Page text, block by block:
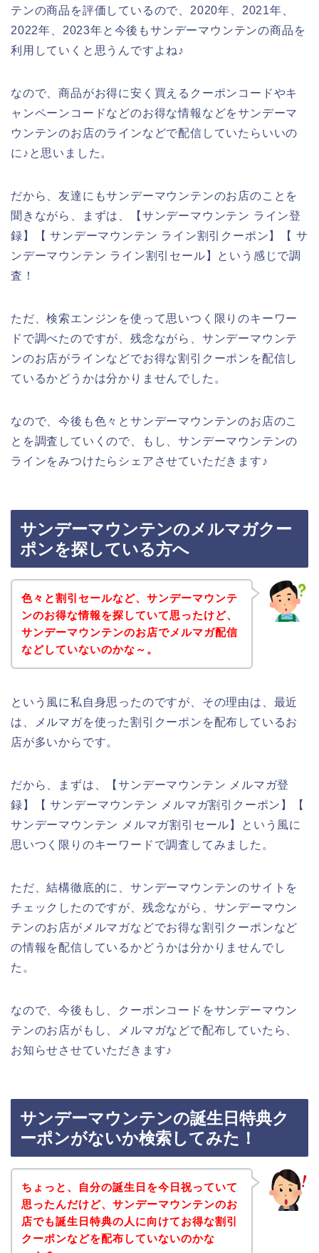
テンの商品を評価しているので、2020年、2021年、
2022年、2023年と今後もサンデーマウンテンの商品を
利用していくと思うんですよね♪
なので、商品がお得に安く買えるクーポンコードやキ
ャンペーンコードなどのお得な情報などをサンデーマ
ウンテンのお店のラインなどで配信していたらいいの
に♪と思いました。
だから、友達にもサンデーマウンテンのお店のことを
聞きながら、まずは、【サンデーマウンテン ライン登
録】【 サンデーマウンテン ライン割引クーポン】【 サ
ンデーマウンテン ライン割引セール】という感じで調
査！
ただ、検索エンジンを使って思いつく限りのキーワー
ドで調べたのですが、残念ながら、サンデーマウンテ
ンのお店がラインなどでお得な割引クーポンを配信し
ているかどうかは分かりませんでした。
なので、今後も色々とサンデーマウンテンのお店のこ
とを調査していくので、もし、サンデーマウンテンの
ラインをみつけたらシェアさせていただきます♪
サンデーマウンテンのメルマガクー
ポンを探している方へ
色々と割引セールなど、サンデーマウンテ
ンのお得な情報を探していて思ったけど、
サンデーマウンテンのお店でメルマガ配信
などしていないのかな～。
という風に私自身思ったのですが、その理由は、最近
は、メルマガを使った割引クーポンを配布しているお
店が多いからです。
だから、まずは、【サンデーマウンテン メルマガ登
録】【 サンデーマウンテン メルマガ割引クーポン】【
サンデーマウンテン メルマガ割引セール】という風に
思いつく限りのキーワードで調査してみました。
ただ、結構徹底的に、サンデーマウンテンのサイトを
チェックしたのですが、残念ながら、サンデーマウン
テンのお店がメルマガなどでお得な割引クーポンなど
の情報を配信しているかどうかは分かりませんでし
た。
なので、今後もし、クーポンコードをサンデーマウン
テンのお店がもし、メルマガなどで配布していたら、
お知らせさせていただきます♪
サンデーマウンテンの誕生日特典ク
ーポンがないか検索してみた！
ちょっと、自分の誕生日を今日祝っていて
思ったんだけど、サンデーマウンテンのお
店でも誕生日特典の人に向けてお得な割引
クーポンなどを配布していないのかな